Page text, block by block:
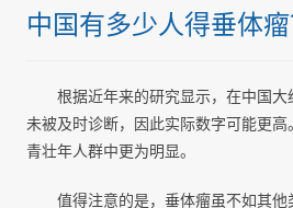
中国有多少人得垂体瘤
根据近年来的研究显示，在中国
未被及时诊断，因此实际数字可能更
青壮年人群中更为明显。
值得注意的是，垂体瘤虽不如其